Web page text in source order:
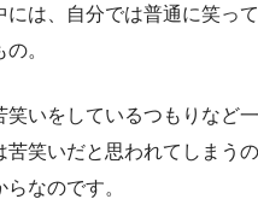
には、自分では普通に笑っ
。
笑いをしているつもりなど
苦笑いだと思われてしまう
なのです。